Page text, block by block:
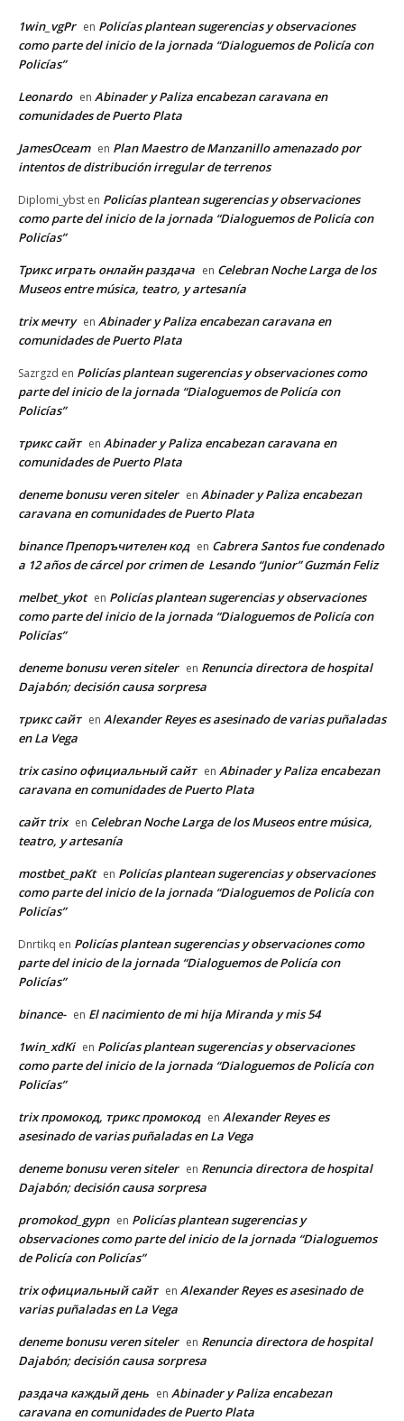
1win_vgPr en Policías plantean sugerencias y observaciones
como parte del inicio de la jornada “Dialoguemos de Policía con
Policías”
Leonardo en Abinader y Paliza encabezan caravana en
comunidades de Puerto Plata
JamesOceam en Plan Maestro de Manzanillo amenazado por
intentos de distribución irregular de terrenos
Diplomi_ybst en Policías plantean sugerencias y observaciones
como parte del inicio de la jornada “Dialoguemos de Policía con
Policías”
Трикс играть онлайн раздача en Celebran Noche Larga de los
Museos entre música, teatro, y artesanía
trix мечту en Abinader y Paliza encabezan caravana en
comunidades de Puerto Plata
Sazrgzd en Policías plantean sugerencias y observaciones como
parte del inicio de la jornada “Dialoguemos de Policía con
Policías”
трикс сайт en Abinader y Paliza encabezan caravana en
comunidades de Puerto Plata
deneme bonusu veren siteler en Abinader y Paliza encabezan
caravana en comunidades de Puerto Plata
binance Препоръчителен код en Cabrera Santos fue condenado
a 12 años de cárcel por crimen de Lesando “Junior” Guzmán Feliz
melbet_ykot en Policías plantean sugerencias y observaciones
como parte del inicio de la jornada “Dialoguemos de Policía con
Policías”
deneme bonusu veren siteler en Renuncia directora de hospital
Dajabón; decisión causa sorpresa
трикс сайт en Alexander Reyes es asesinado de varias puñaladas
en La Vega
trix casino официальный сайт en Abinader y Paliza encabezan
caravana en comunidades de Puerto Plata
сайт trix en Celebran Noche Larga de los Museos entre música,
teatro, y artesanía
mostbet_paKt en Policías plantean sugerencias y observaciones
como parte del inicio de la jornada “Dialoguemos de Policía con
Policías”
Dnrtikq en Policías plantean sugerencias y observaciones como
parte del inicio de la jornada “Dialoguemos de Policía con
Policías”
binance- en El nacimiento de mi hija Miranda y mis 54
1win_xdKi en Policías plantean sugerencias y observaciones
como parte del inicio de la jornada “Dialoguemos de Policía con
Policías”
trix промокод, трикс промокод en Alexander Reyes es
asesinado de varias puñaladas en La Vega
deneme bonusu veren siteler en Renuncia directora de hospital
Dajabón; decisión causa sorpresa
promokod_gypn en Policías plantean sugerencias y
observaciones como parte del inicio de la jornada “Dialoguemos
de Policía con Policías”
trix официальный сайт en Alexander Reyes es asesinado de
varias puñaladas en La Vega
deneme bonusu veren siteler en Renuncia directora de hospital
Dajabón; decisión causa sorpresa
раздача каждый день en Abinader y Paliza encabezan
caravana en comunidades de Puerto Plata